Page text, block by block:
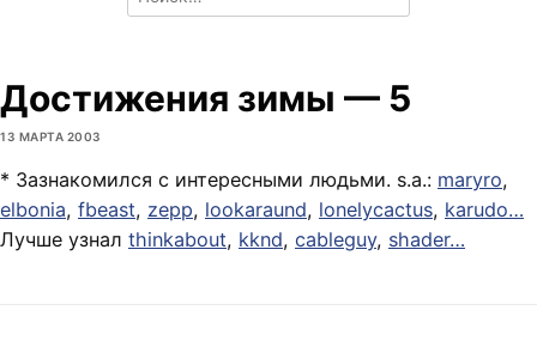
for:
Достижения зимы — 5
13 МАРТА 2003
* Зазнакомился с интересными людьми. s.a.: maryro,
elbonia, fbeast, zepp, lookaraund, lonelycactus, karudo…
Лучше узнал thinkabout, kknd, cableguy, shader…